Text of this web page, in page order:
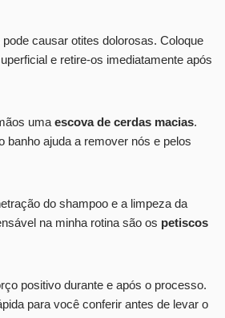
causar otites dolorosas. Coloque
e retire-os imediatamente após
uma escova de cerdas macias.
banho ajuda a remover nós e pelos
do shampoo e a limpeza da
na minha rotina são os petiscos
positivo durante e após o processo.
para você conferir antes de levar o